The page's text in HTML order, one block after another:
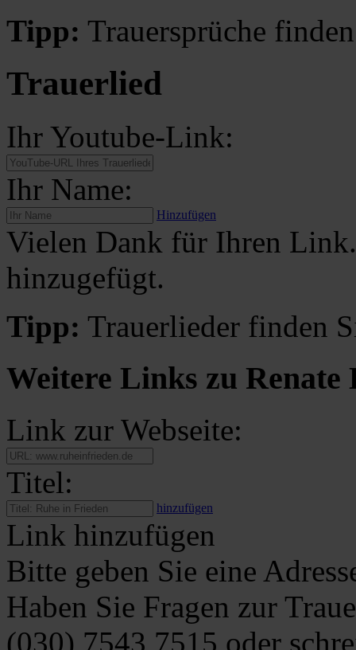
Tipp: Trauersprüche
Trauerlied
Ihr Youtube-Link:
Ihr Name:
Hinzufügen
Vielen Dank für Ihren
hinzugefügt.
Tipp: Trauerlieder finden
Weitere Links zu Renate
Link zur Webseite:
Titel:
hinzufügen
Link hinzufügen
Bitte geben Sie eine
Haben Sie Fragen zur
(030) 7543 7515 oder